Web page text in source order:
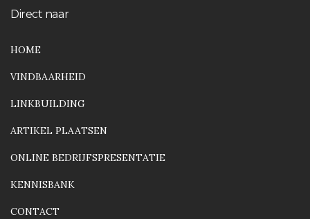
Direct naar
HOME
VINDBAARHEID
LINKBUILDING
ARTIKEL PLAATSEN
ONLINE BEDRIJFSPRESENTATIE
KENNISBANK
CONTACT